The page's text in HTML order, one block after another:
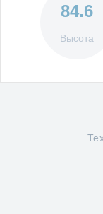
84.6
Высота